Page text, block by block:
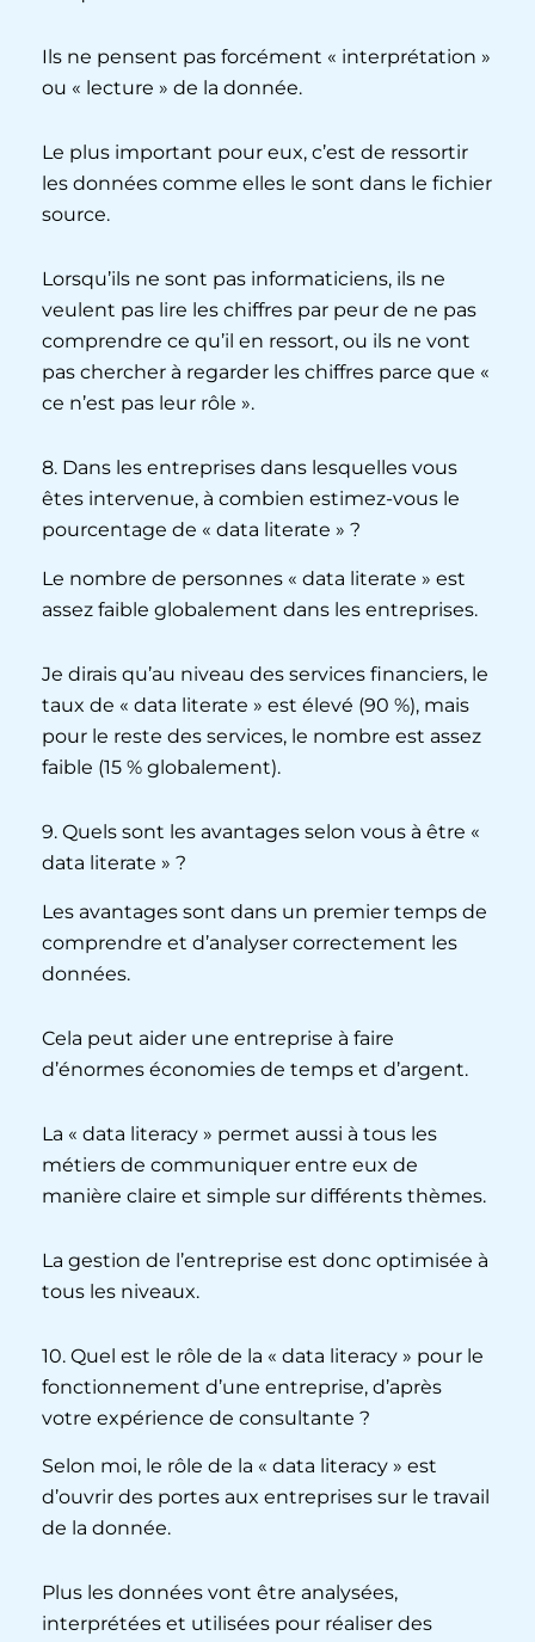
Ils ne pensent pas forcément « interprétation »
ou « lecture » de la donnée.
Le plus important pour eux, c’est de ressortir
les données comme elles le sont dans le fichier
source.
Lorsqu’ils ne sont pas informaticiens, ils ne
veulent pas lire les chiffres par peur de ne pas
comprendre ce qu’il en ressort, ou ils ne vont
pas chercher à regarder les chiffres parce que «
ce n’est pas leur rôle ».
8. Dans les entreprises dans lesquelles vous
êtes intervenue, à combien estimez-vous le
pourcentage de « data literate » ?
Le nombre de personnes « data literate » est
assez faible globalement dans les entreprises.
Je dirais qu’au niveau des services financiers, le
taux de « data literate » est élevé (90 %), mais
pour le reste des services, le nombre est assez
faible (15 % globalement).
9. Quels sont les avantages selon vous à être «
data literate » ?
Les avantages sont dans un premier temps de
comprendre et d’analyser correctement les
données.
Cela peut aider une entreprise à faire
d’énormes économies de temps et d’argent.
La « data literacy » permet aussi à tous les
métiers de communiquer entre eux de
manière claire et simple sur différents thèmes.
La gestion de l’entreprise est donc optimisée à
tous les niveaux.
10. Quel est le rôle de la « data literacy » pour le
fonctionnement d’une entreprise, d’après
votre expérience de consultante ?
Selon moi, le rôle de la « data literacy » est
d’ouvrir des portes aux entreprises sur le travail
de la donnée.
Plus les données vont être analysées,
interprétées et utilisées pour réaliser des